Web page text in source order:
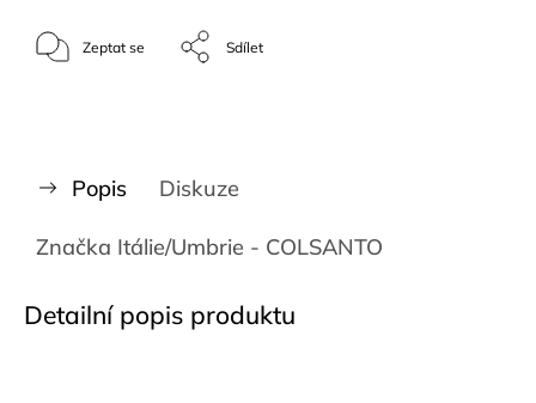
Zeptat se Sdílet
Popis Diskuze
Značka Itálie/Umbrie - COLSANTO
Detailní popis produktu